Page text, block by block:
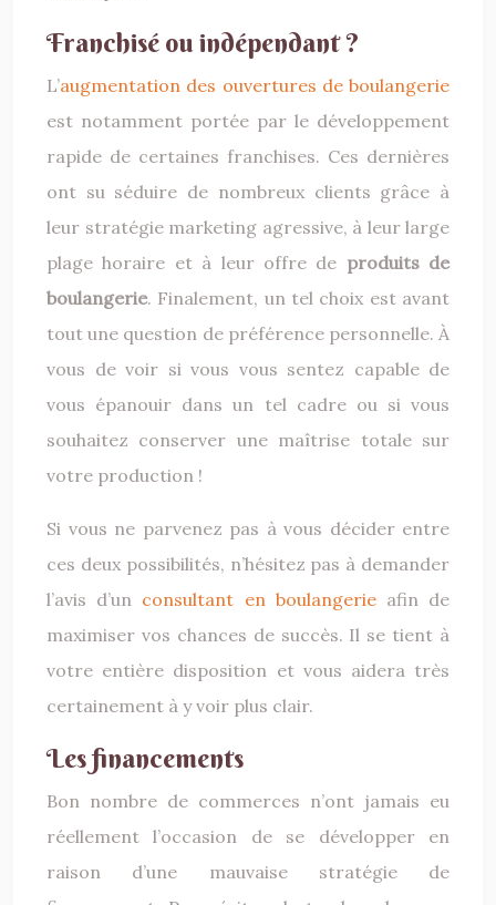
Franchisé ou indépendant ?
L’augmentation des ouvertures de boulangerie
est notamment portée par le développement
rapide de certaines franchises. Ces dernières
ont su séduire de nombreux clients grâce à
leur stratégie marketing agressive, à leur large
plage horaire et à leur offre de produits de
boulangerie. Finalement, un tel choix est avant
tout une question de préférence personnelle. À
vous de voir si vous vous sentez capable de
vous épanouir dans un tel cadre ou si vous
souhaitez conserver une maîtrise totale sur
votre production !
Si vous ne parvenez pas à vous décider entre
ces deux possibilités, n’hésitez pas à demander
l’avis d’un consultant en boulangerieafin de
maximiser vos chances de succès. Il se tient à
votre entière disposition et vous aidera très
certainement à y voir plus clair.
Les financements
Bon nombre de commerces n’ont jamais eu
réellement l’occasion de se développer en
raison d’une mauvaise stratégie de